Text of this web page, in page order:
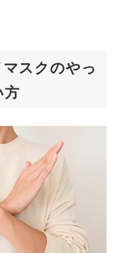
スクのやっ
方